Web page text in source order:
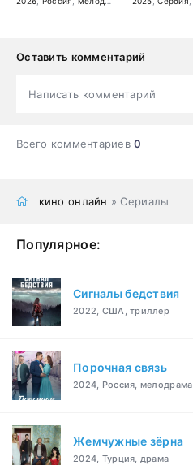
Оставить комментарий
Написать комментарий
Всего комментариев0
кино онлайн » Сериалы
Популярное:
Сигналы бедствия
2022, США, триллер
Порочная связь
2024, Россия, мелодрама
Жемчужные зёрна
2024, Турция, драма